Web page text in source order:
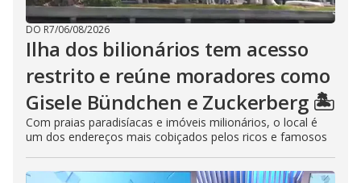
DO R7/06/08/2026
Ilha dos bilionários tem acesso
restrito e reúne moradores como
Gisele Bündchen e Zuckerberg 🏝️
Com praias paradisíacas e imóveis milionários, o local é
um dos endereços mais cobiçados pelos ricos e famosos